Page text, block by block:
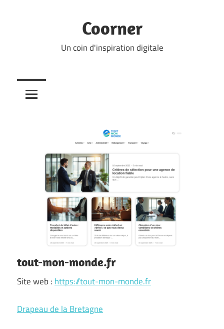
Coorner
Un coin d'inspiration digitale
tout-mon-monde.fr
Site web : https://tout-mon-monde.fr
Drapeau de la Bretagne